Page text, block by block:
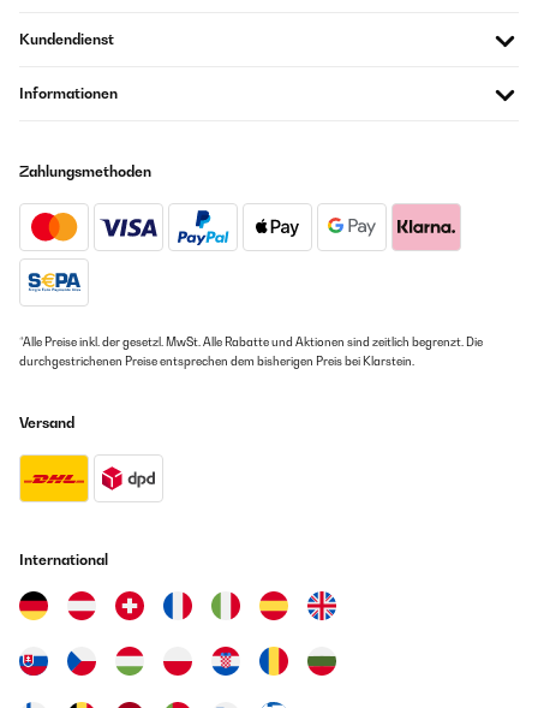
Kundendienst
Informationen
Zahlungsmethoden
*Alle Preise inkl. der gesetzl. MwSt. Alle Rabatte und Aktionen sind zeitlich begrenzt. Die
durchgestrichenen Preise entsprechen dem bisherigen Preis bei Klarstein.
Versand
International